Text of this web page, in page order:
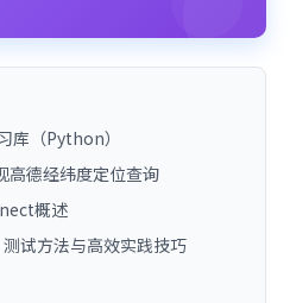
库（Python）
高德经纬度定位查询
概述
试方法与高效实践技巧